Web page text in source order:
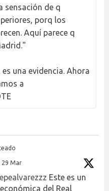
sensación de q
porq los
Aquí parece q
una evidencia. Ahora
a
29 Mar
Este es un
del Real